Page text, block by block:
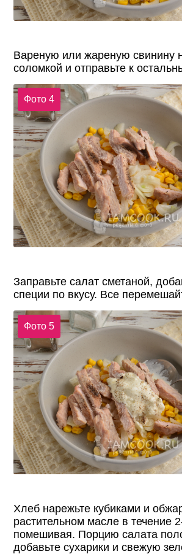
Вареную или жареную свинину
соломкой и отправьте к
Фото 4
Заправьте салат сметаной,
специи по вкусу. Все
Фото 5
Хлеб нарежьте кубиками и
растительном масле в течение
помешивая. Порцию салата
добавьте сухарики и свежую